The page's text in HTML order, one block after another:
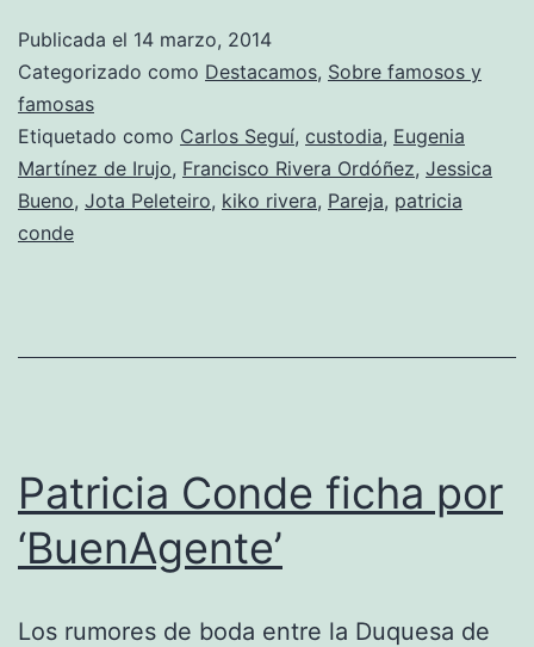
otros,
lucha
por
Publicada el 14 marzo, 2014
Categorizado como Destacamos, Sobre famosos y
famosas
Etiquetado como Carlos Seguí, custodia, Eugenia
Martínez de Irujo, Francisco Rivera Ordóñez, Jessica
Bueno, Jota Peleteiro, kiko rivera, Pareja, patricia
conde
Patricia Conde ficha por
‘BuenAgente’
Los rumores de boda entre la Duquesa de